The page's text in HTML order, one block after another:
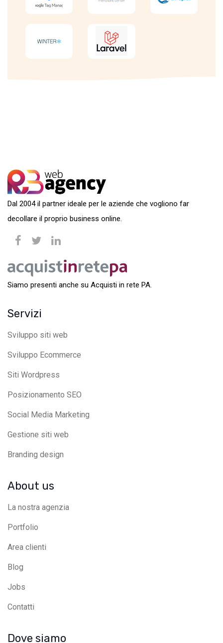
Dal 2004 il partner ideale per le aziende che vogliono far
decollare il proprio business online.
Siamo presenti anche su Acquisti in rete PA.
Servizi
Sviluppo siti web
Sviluppo Ecommerce
Siti Wordpress
Posizionamento SEO
Social Media Marketing
Gestione siti web
Branding design
About us
La nostra agenzia
Portfolio
Area clienti
Blog
Jobs
Contatti
Dove siamo